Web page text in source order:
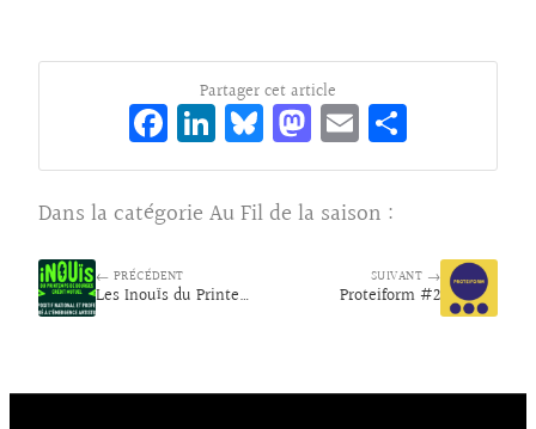
Partager cet article
Fa
ce
bo
o
k
Li
n
ke
dI
n
Bl
ue
sk
y
M
as
to
d
n
E
m
ai
l
rt
Dans la catégorie Au Fil de la saison :
← PRÉCÉDENT
Les Inouïs du Printemps de Bourges
SUIVANT →
Proteiform #2